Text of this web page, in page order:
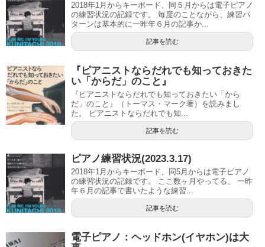
2018年1月からキーボード、同５月からは電子ピアノ
の練習状況の記録です。 毎度のことながら、練習パ
ターンは基本的に一昨年６月の記事か...
記事を読む
『ピアニストならだれでも知っておきた
い「からだ」のこと』
『ピアニストならだれでも知っておきたい「から
だ」のこと』（トーマス・マーク著）を読みまし
た。 ピアニストならだれでも知...
記事を読む
ピアノ練習状況(2023.3.17)
2018年1月からキーボード、同5月からは電子ピアノ
の練習状況の記録です。 ここ数ヶ月やってる、 一昨
年６月の記事で書いたような練習...
記事を読む
電子ピアノ：ヘッドホン(イヤホン)は大